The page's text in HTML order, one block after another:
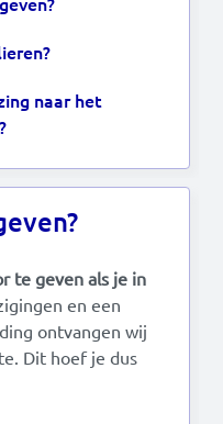
naar het
te geven als je in
en een
ontvangen wij
Dit hoef je dus